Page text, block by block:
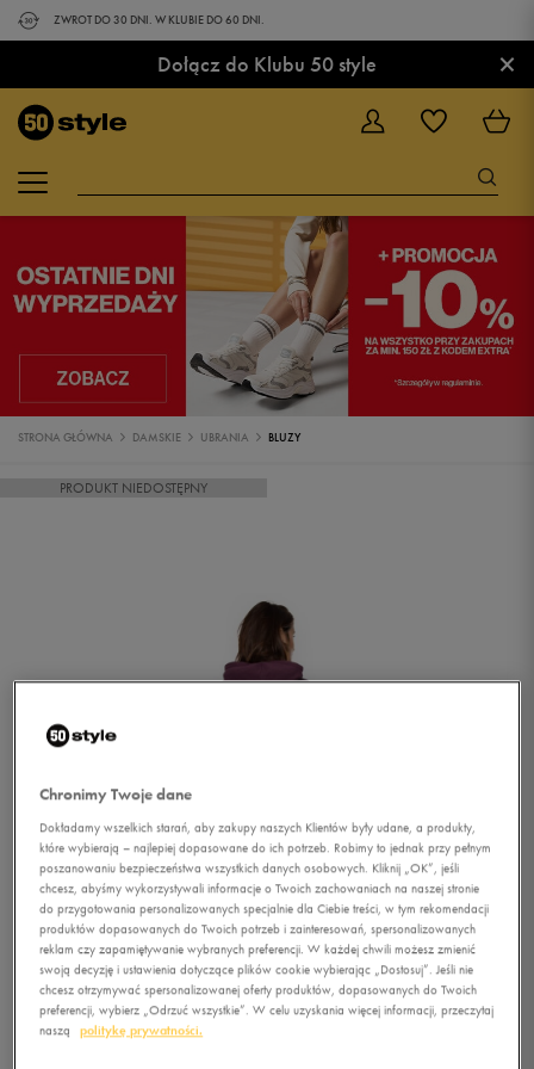
ZWROT DO 30 DNI. W KLUBIE DO 60 DNI.
Dołącz do Klubu 50 style ×
STRONA GŁÓWNA DAMSKIE UBRANIA BLUZY
PRODUKT NIEDOSTĘPNY
Chronimy Twoje dane
Dokładamy wszelkich starań, aby zakupy naszych Klientów były udane, a produkty,
które wybierają – najlepiej dopasowane do ich potrzeb. Robimy to jednak przy pełnym
poszanowaniu bezpieczeństwa wszystkich danych osobowych. Kliknij „OK”, jeśli
chcesz, abyśmy wykorzystywali informacje o Twoich zachowaniach na naszej stronie
do przygotowania personalizowanych specjalnie dla Ciebie treści, w tym rekomendacji
produktów dopasowanych do Twoich potrzeb i zainteresowań, spersonalizowanych
reklam czy zapamiętywanie wybranych preferencji. W każdej chwili możesz zmienić
swoją decyzję i ustawienia dotyczące plików cookie wybierając „Dostosuj”. Jeśli nie
chcesz otrzymywać spersonalizowanej oferty produktów, dopasowanych do Twoich
preferencji, wybierz „Odrzuć wszystkie”. W celu uzyskania więcej informacji, przeczytaj
naszą
politykę prywatności.